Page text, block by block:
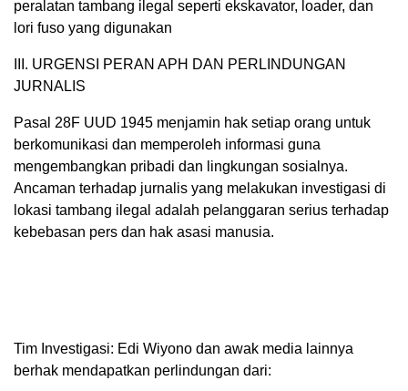
peralatan tambang ilegal seperti ekskavator, loader, dan
lori fuso yang digunakan
III. URGENSI PERAN APH DAN PERLINDUNGAN
JURNALIS
Pasal 28F UUD 1945 menjamin hak setiap orang untuk
berkomunikasi dan memperoleh informasi guna
mengembangkan pribadi dan lingkungan sosialnya.
Ancaman terhadap jurnalis yang melakukan investigasi di
lokasi tambang ilegal adalah pelanggaran serius terhadap
kebebasan pers dan hak asasi manusia.
Tim Investigasi: Edi Wiyono dan awak media lainnya
berhak mendapatkan perlindungan dari: